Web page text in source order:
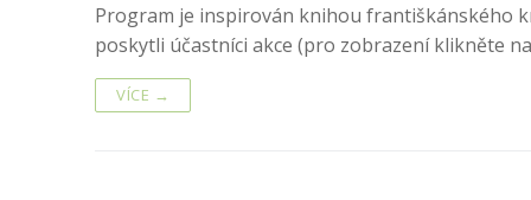
Program je inspirován knihou františkánského
poskytli účastníci akce (pro zobrazení klikněte
VÍCE →